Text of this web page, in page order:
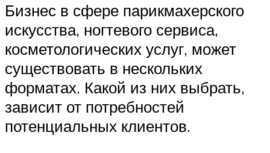
Бизнес в сфере парикмахерского
искусства, ногтевого сервиса,
косметологических услуг, может
существовать в нескольких
форматах. Какой из них выбрать,
зависит от потребностей
потенциальных клиентов.